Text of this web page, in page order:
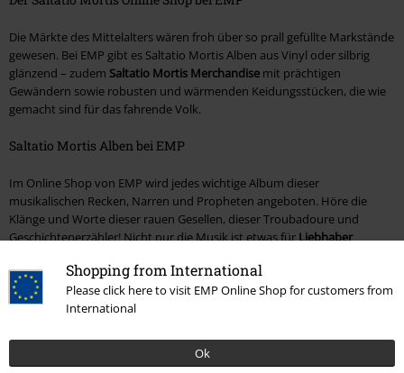
Shopping from International
Please click here to visit EMP Online Shop for customers from
International
Ok
Die Märkte des Mittelalters wären froh über so prall gefüllte Markstände
gewesen. Bei EMP gibt es Saltatio Mortis Alben aus Vinyl oder silbrig
glänzend – zudem Saltatio Mortis Merchandise mit prächtigen
Gewändern sowie robusten und wärmenden Keidungsstücken, die wie
gemacht sind für das fahrende Volk.
Saltatio Mortis Alben bei EMP
Im Online Shop von EMP wird jedes wichtige Album dieser
musikalischen Recken, Narren und Propheten angeboten. Höre die
Klänge und Worte dieser rauen Gesellen, dieser Troubadoure und
Geschichtenerzähler! Nicht nur die Musik ist etwas für Liebhaber
Auch die Cover der CDs und Alben sind wie gemacht dazu, böse Geister
zu vertreiben. Adel und Klerus werden sie nicht mögen. Umso wichtiger
Saltatio Mortis Merchandise bei EMP